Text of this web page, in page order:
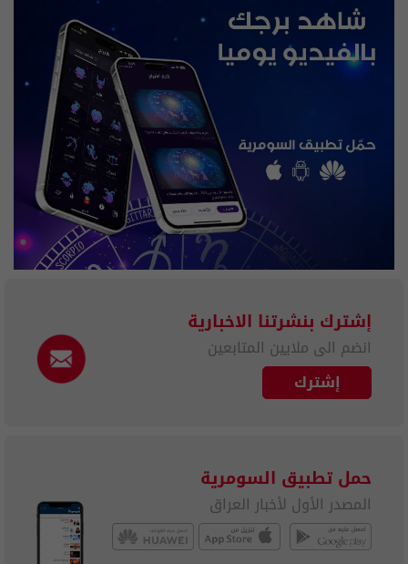
إشترك بنشرتنا الاخبارية
انضم الى ملايين المتابعين
إشترك
حمل تطبيق السومرية
المصدر الأول لأخبار العراق